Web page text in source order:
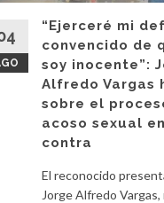
“Ejerceré mi
convencido de
soy inocente”:
Alfredo Vargas
sobre el
acoso sexual
contra
El reconocido
Jorge Alfredo Vargas,